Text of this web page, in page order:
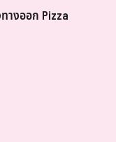
างออก Pizza